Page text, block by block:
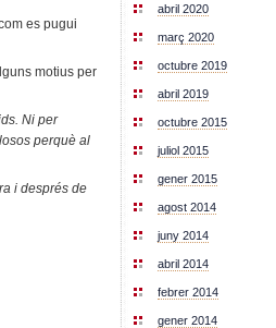
es pugui
motius per
Ni per
perquè al
i després de
abril 2020
març 2020
octubre 2019
abril 2019
octubre 2015
juliol 2015
gener 2015
agost 2014
juny 2014
abril 2014
febrer 2014
gener 2014